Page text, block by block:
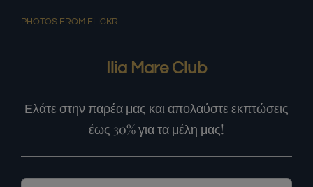
PHOTOS FROM FLICKR
Ilia Mare Club
Ελάτε στην παρέα μας και απολαύστε εκπτώσεις
έως 30% για τα μέλη μας!